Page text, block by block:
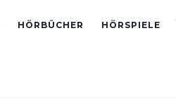
HÖRBÜCHER HÖRSPIELE